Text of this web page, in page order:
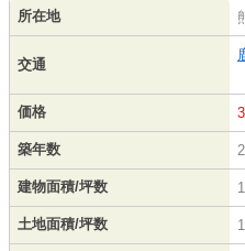
所在地
交通
価格
築年数
建物面積/坪数
土地面積/坪数